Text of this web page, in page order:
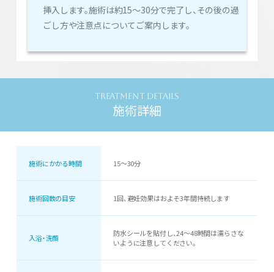
挿入します。施術は約15〜30分で完了し、その後の過
ごし方や注意点についてご案内します。
TREATMENT DETAILS
施術詳細
施術にかかる時間 15～30分
施術回数の目安 1回、避妊効果はおよそ3年間持続します
入浴・洗顔
防水シールを貼付し、24〜48時間は濡らさな
いように注意してください。